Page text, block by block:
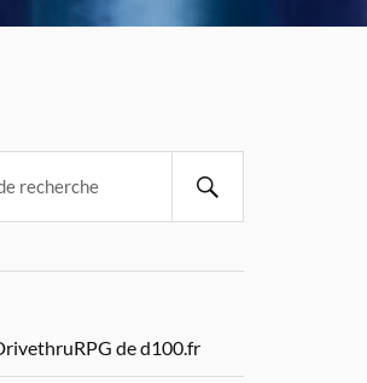
de d100.fr